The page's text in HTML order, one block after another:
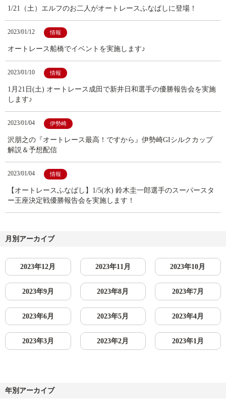
1/21（土）エルフのお二人がオートレースふなばしに登場！
2023/01/12 情報
オートレース船橋でイベントを実施します♪
2023/01/10 情報
1月21日(土) オートレース成田で新井日和選手の優勝報告会を実施
します♪
2023/01/04 伊勢崎
沢朋之の『オートレース最高！ですから』伊勢崎GIシルクカップ
解説＆予想配信
2023/01/04 情報
【オートレースふなばし】1/5(水) 鈴木圭一郎選手のスーパースタ
ー王座決定戦優勝報告会を実施します！
月別アーカイブ
2023年12月 2023年11月 2023年10月
2023年9月 2023年8月 2023年7月
2023年6月 2023年5月 2023年4月
2023年3月 2023年2月 2023年1月
年別アーカイブ